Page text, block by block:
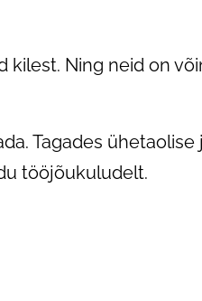
kilest. Ning neid on
Tagades ühetaolise
tööjõukuludelt.